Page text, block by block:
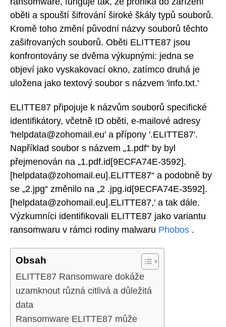
oběti a spouští šifrování široké škály typů souborů.
Kromě toho změní původní názvy souborů těchto
zašifrovaných souborů. Oběti ELITTE87 jsou
konfrontovány se dvěma výkupnými: jedna se
objeví jako vyskakovací okno, zatímco druhá je
uložena jako textový soubor s názvem 'info.txt.'
ELITTE87 připojuje k názvům souborů specifické
identifikátory, včetně ID oběti, e-mailové adresy
'helpdata@zohomail.eu' a přípony '.ELITTE87'.
Například soubor s názvem „1.pdf“ by byl
přejmenován na „1.pdf.id[9ECFA74E-3592].
[helpdata@zohomail.eu].ELITTE87“ a podobně by
se „2.jpg“ změnilo na „2 .jpg.id[9ECFA74E-3592].
[helpdata@zohomail.eu].ELITTE87,' a tak dále.
Výzkumníci identifikovali ELITTE87 jako variantu
ransomwaru v rámci rodiny malwaru Phobos .
Obsah
ELITTE87 Ransomware dokáže
uzamknout různá citlivá a důležitá
data
Ransomware ELITTE87 může